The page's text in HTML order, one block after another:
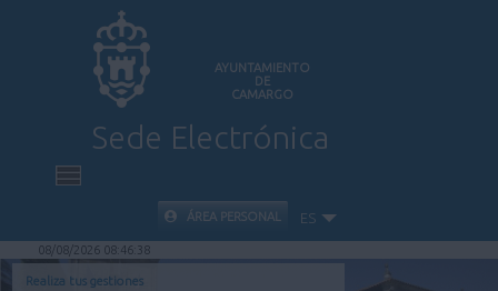
AYUNTAMIENTO
DE
CAMARGO
Sede Electrónica
INICIO
INFORMACIÓN PÚBLICA
ÁREA PERSONAL ES
08/08/2026 08:46:38
Realiza tus gestiones